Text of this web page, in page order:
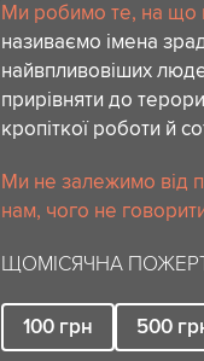
Ми робимо те, на що
називаємо імена
найвпливовіших
прирівняти до
кропіткої роботи й
Ми не залежимо від
нам, чого не
ЩОМІСЯЧНА
100 грн 500